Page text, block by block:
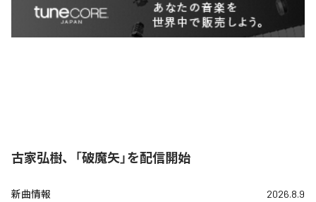
古家弘樹、「破魔矢」を配信開始
新曲情報 2026.8.9